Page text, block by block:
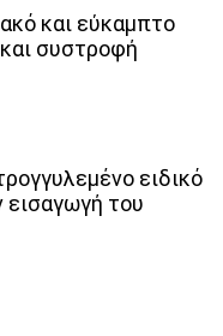
και εύκαμπτο
συστροφή
ειδικό
εισαγωγή του